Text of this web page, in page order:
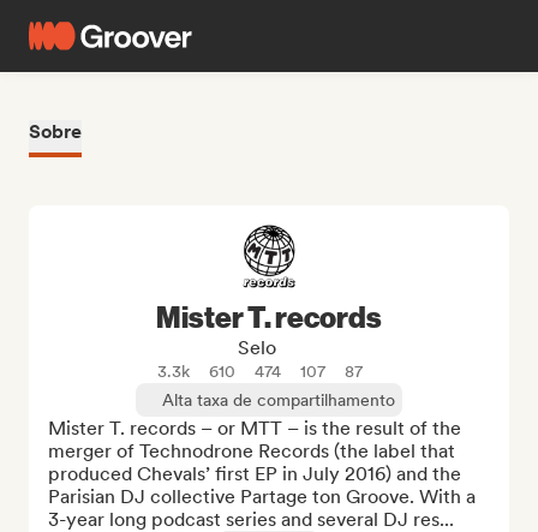
Sobre
Mister T. records
Selo
3.3k 610 474 107
87
Alta taxa de compartilhamento
Mister T. records – or MTT – is the result of the
merger of Technodrone Records (the label that
produced Chevals’ first EP in July 2016) and the
Parisian DJ collective Partage ton Groove. With a
3-year long podcast series and several DJ res...